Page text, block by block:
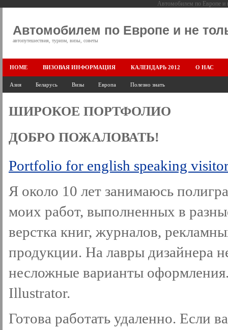
Автомобилем по Европе и
Автомобилем по Европе и не
автопутешествия, туризм, визы, советы
HOME ВИЗОВАЯ ИНФОРМАЦИЯ КАЛЕНДАРЬ 2012 О НАС
Азия Беларусь Визы Европа Полезно знать
ШИРОКОЕ ПОРТФОЛИО
ДОБРО ПОЖАЛОВАТЬ!
Pоrtfolio for english speaking
Я около 10 лет занимаюсь
моих работ, выполненных в
верстка книг, журналов,
продукции. На лавры дизайнера
несложные варианты
Illustrator.
Готова работать удаленно. Если